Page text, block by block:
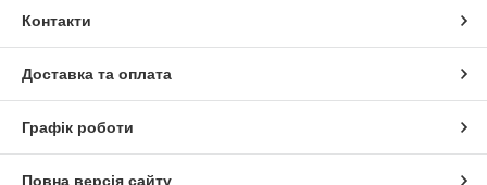
Контакти
Доставка та оплата
Графік роботи
Повна версія сайту